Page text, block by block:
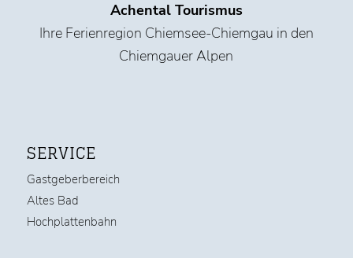
Achental Tourismus
Ihre Ferienregion Chiemsee-Chiemgau in den
Chiemgauer Alpen
SERVICE
Gastgeberbereich
Altes Bad
Hochplattenbahn